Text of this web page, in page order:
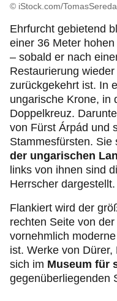
© iStock.com/TomasSereda
Ehrfurcht gebietend
einer 36 Meter
– sobald er nach
Restaurierung
zurückgekehrt ist. In
ungarische Krone, in
Doppelkreuz.
von Fürst Árpád und
Stammesfürsten. Sie
der ungarischen
links von ihnen sind
Herrscher dargestellt.
Flankiert wird der
rechten Seite von der
vornehmlich
ist. Werke von
sich im Museum für
gegenüberliegenden